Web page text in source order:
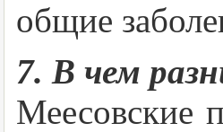
общие
7. В чем
Меесовские